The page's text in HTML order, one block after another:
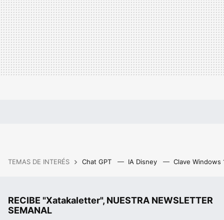
TEMAS DE INTERÉS Chat GPT IA Disney Clave Windows
RECIBE "Xatakaletter", NUESTRA NEWSLETTER
SEMANAL